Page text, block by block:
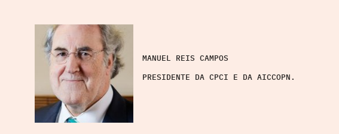
MANUEL REIS CAMPOS
PRESIDENTE DA CPCI E DA AICCOPN.